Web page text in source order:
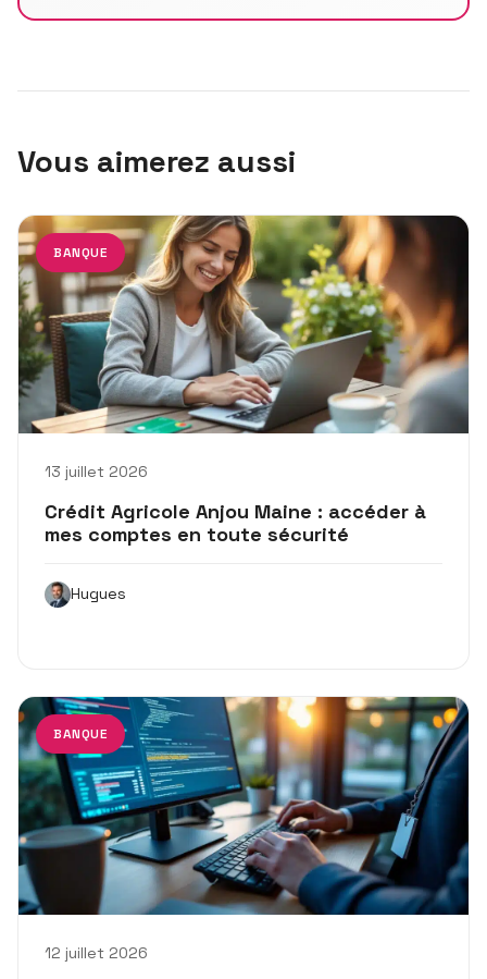
Vous aimerez aussi
BANQUE
13 juillet 2026
Crédit Agricole Anjou Maine : accéder à
mes comptes en toute sécurité
Hugues
BANQUE
12 juillet 2026